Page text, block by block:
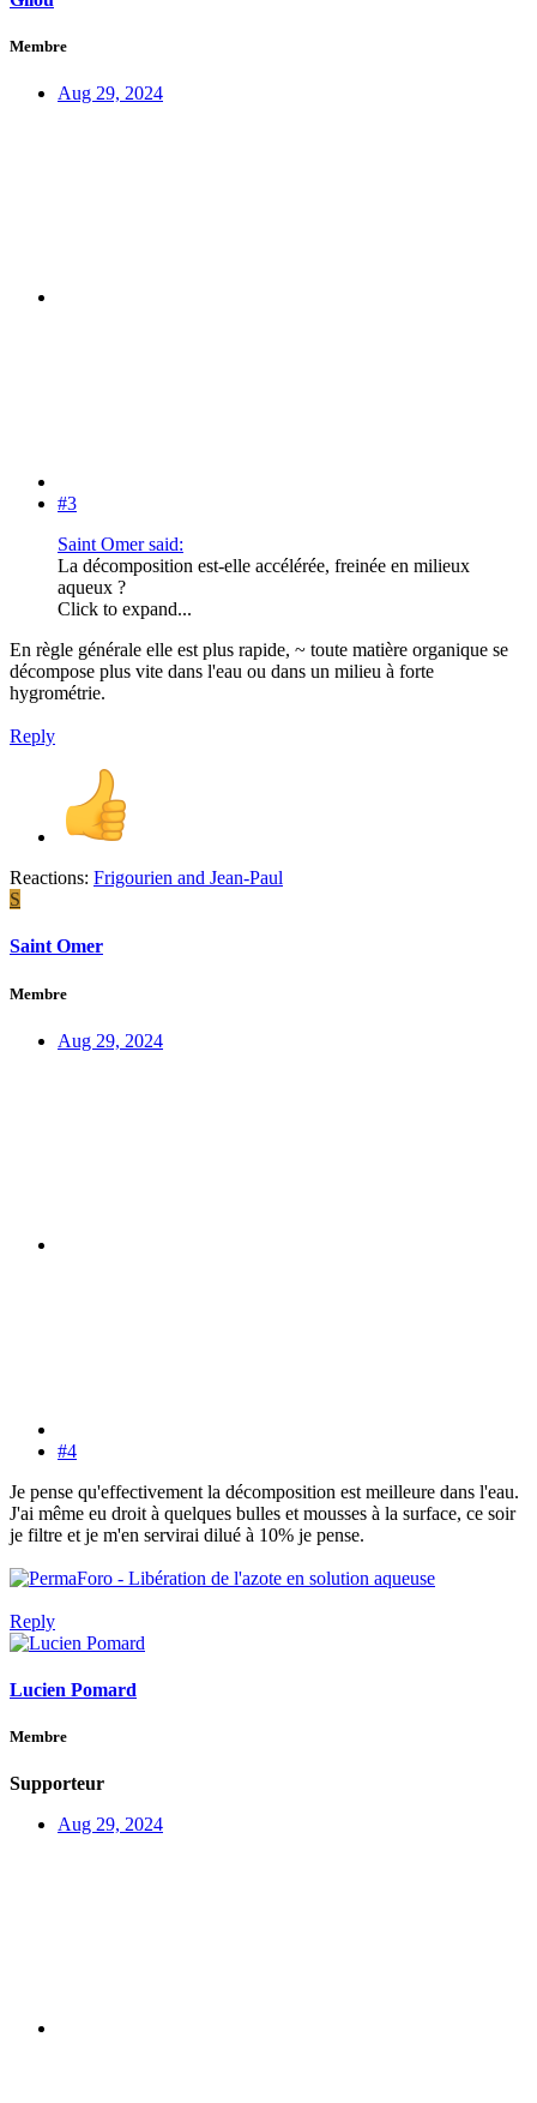
Membre
Aug 29, 2024
#3
Saint Omer said:
La décomposition est-elle accélérée, freinée en milieux
aqueux ?
Click to expand...
En règle générale elle est plus rapide, ~ toute matière organique se
décompose plus vite dans l'eau ou dans un milieu à forte
hygrométrie.
Reply
Reactions: Frigourien and Jean-Paul
S
Saint Omer
Membre
Aug 29, 2024
#4
Je pense qu'effectivement la décomposition est meilleure dans l'eau.
J'ai même eu droit à quelques bulles et mousses à la surface, ce soir
je filtre et je m'en servirai dilué à 10% je pense.
Reply
Lucien Pomard
Membre
Supporteur
Aug 29, 2024